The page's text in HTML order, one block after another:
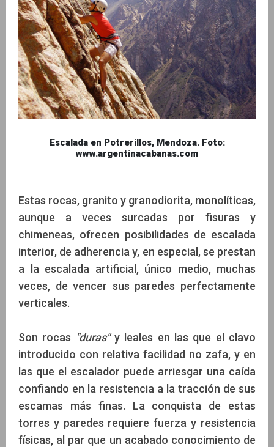
Escalada en Potrerillos, Mendoza. Foto:
www.argentinacabanas.com
Estas rocas, granito y granodiorita, monolíticas,
aunque a veces surcadas por fisuras y
chimeneas, ofrecen posibilidades de escalada
interior, de adherencia y, en especial, se prestan
a la escalada artificial, único medio, muchas
veces, de vencer sus paredes perfectamente
verticales.
Son rocas "duras"y leales en las que el clavo
introducido con relativa facilidad no zafa, y en
las que el escalador puede arriesgar una caída
confiando en la resistencia a la tracción de sus
escamas más finas. La conquista de estas
torres y paredes requiere fuerza y resistencia
físicas, al par que un acabado conocimiento de